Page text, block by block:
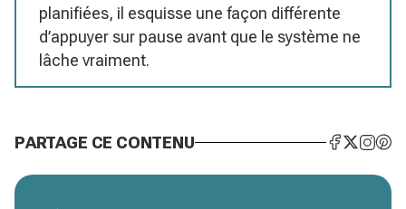
planifiées, il esquisse une façon différente
d’appuyer sur pause avant que le système ne
lâche vraiment.
PARTAGE CE CONTENU